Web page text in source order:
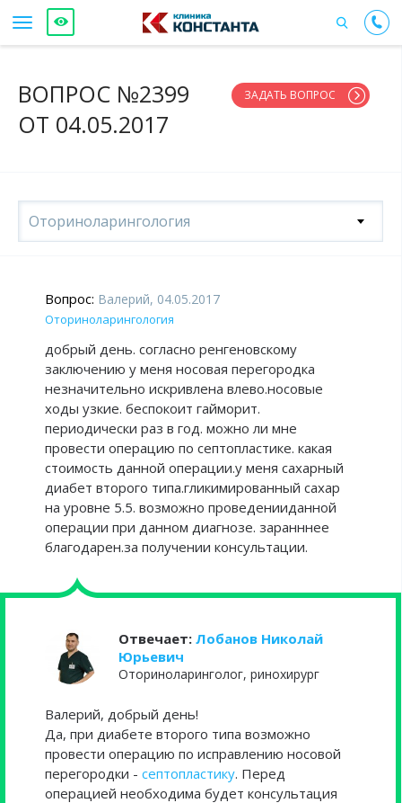
ВОПРОС №2399
ОТ 04.05.2017
ЗАДАТЬ ВОПРОС
Оториноларингология
Вопрос: Валерий, 04.05.2017
Оториноларингология
добрый день. согласно ренгеновскому
заключению у меня носовая перегородка
незначительно искривлена влево.носовые
ходы узкие. беспокоит гайморит.
периодически раз в год. можно ли мне
провести операцию по септопластике. какая
стоимость данной операции.у меня сахарный
диабет второго типа.гликимированный сахар
на уровне 5.5. возможно проведенииданной
операции при данном диагнозе. заранннее
благодарен.за получении консультации.
Отвечает: Лобанов Николай
Юрьевич
Оториноларинголог, ринохирург
Валерий, добрый день!
Да, при диабете второго типа возможно
провести операцию по исправлению носовой
перегородки - септопластику. Перед
операцией необходима будет консультация